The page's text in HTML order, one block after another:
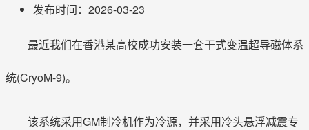
发布时间：2026-03-23
最近我们在香港某高校成功安装一套干式变温超导磁体系
统(CryoM-9)。
该系统采用GM制冷机作为冷源，并采用冷头悬浮减震专